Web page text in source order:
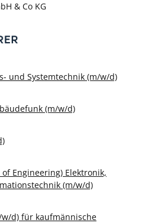
& Co KG
und Systemtechnik (m/w/d)
(m/w/d)
Engineering) Elektronik,
(m/w/d)
d) für kaufmännische